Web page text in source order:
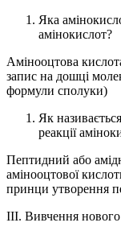
Яка
амінокислот?
Амінооцтова
запис на дошці
формули сполуки)
Як
реакції
Пептидний або
амінооцтової
принци утворення
ІІІ. Вивчення